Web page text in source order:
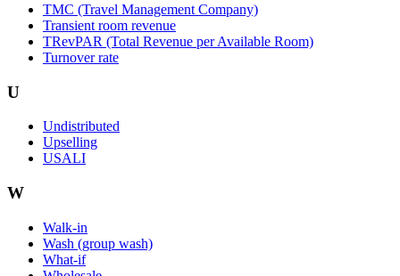
TMC (Travel Management Company)
Transient room revenue
TRevPAR (Total Revenue per Available Room)
Turnover rate
U
Undistributed
Upselling
USALI
W
Walk-in
Wash (group wash)
What-if